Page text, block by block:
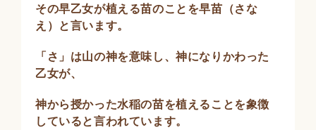
その早乙女が植える苗のことを早苗（さな
え）と言います。
「さ」は山の神を意味し、神になりかわった
乙女が、
神から授かった水稲の苗を植えることを象徴
していると言われています。